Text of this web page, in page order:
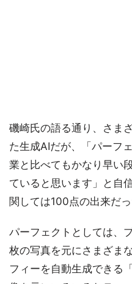
磯崎氏の語る通り、さま
た生成AIだが、「パーフ
業と比べてもかなり早い
ていると思います」と自
関しては100点の出来だっ
パーフェクトとしては、
枚の写真を元にさまざま
フィーを自動生成できる